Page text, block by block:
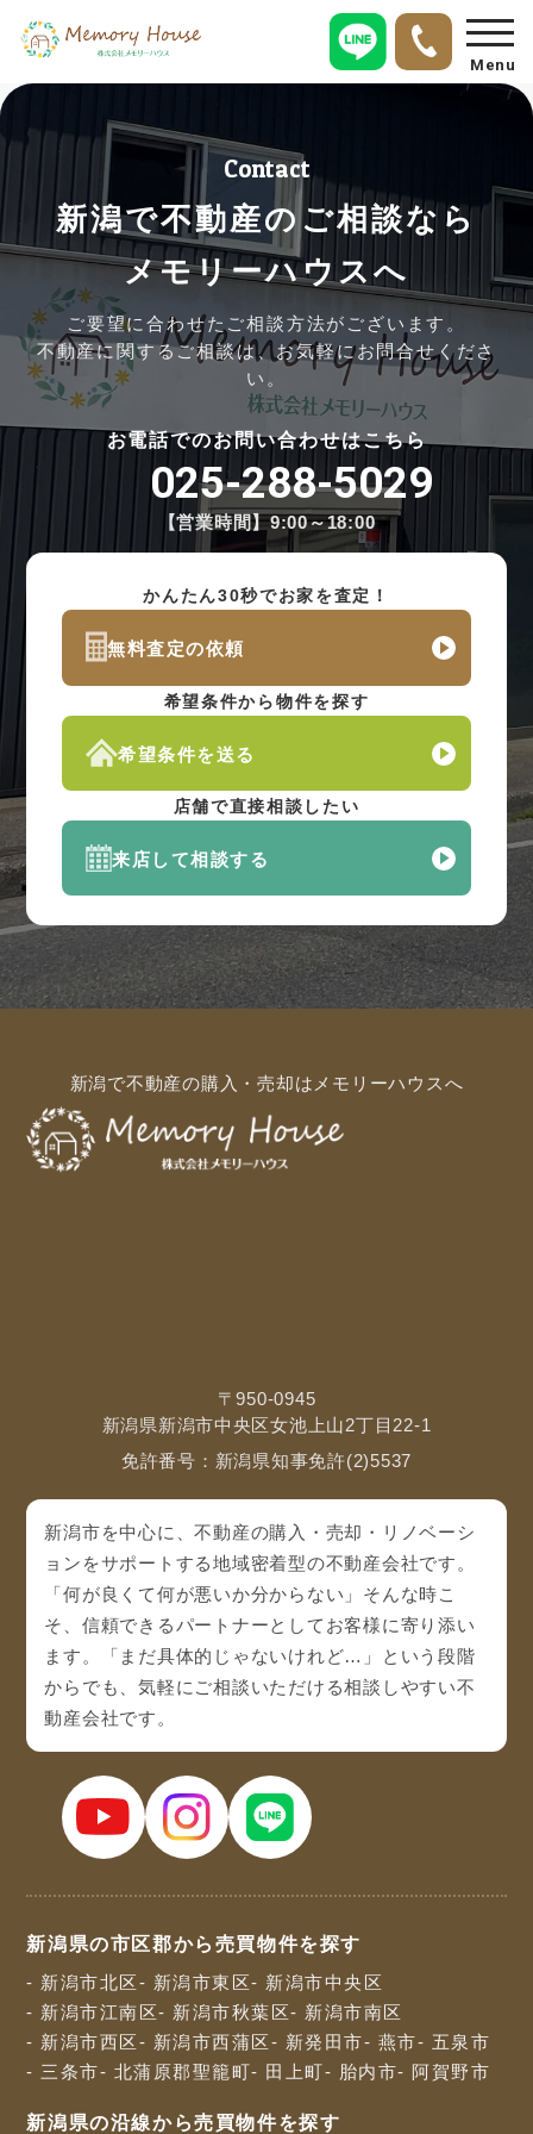
Menu
Contact
新潟で不動産のご相談なら
メモリーハウスへ
ご要望に合わせたご相談方法がございます。
不動産に関するご相談は、お気軽にお問合せくださ
い。
お電話でのお問い合わせはこちら
025-288-5029
【営業時間】9:00～18:00
かんたん30秒でお家を査定！
無料査定の依頼
希望条件から物件を探す
希望条件を送る
店舗で直接相談したい
来店して相談する
新潟で不動産の購入・売却はメモリーハウスへ
〒950-0945
新潟県新潟市中央区女池上山2丁目22-1
免許番号：新潟県知事免許(2)5537
新潟市を中心に、不動産の購入・売却・リノベーシ
ョンをサポートする地域密着型の不動産会社です。
「何が良くて何が悪いか分からない」そんな時こ
そ、信頼できるパートナーとしてお客様に寄り添い
ます。「まだ具体的じゃないけれど…」という段階
からでも、気軽にご相談いただける相談しやすい不
動産会社です。
新潟県の市区郡から売買物件を探す
- 新潟市北区 - 新潟市東区- 新潟市中央区
- 新潟市江南区- 新潟市秋葉区- 新潟市南区
- 新潟市西区 - 新潟市西蒲区 - 新発田市- 燕市- 五泉市
- 三条市- 北蒲原郡聖籠町- 田上町- 胎内市- 阿賀野市
新潟県の沿線から売買物件を探す